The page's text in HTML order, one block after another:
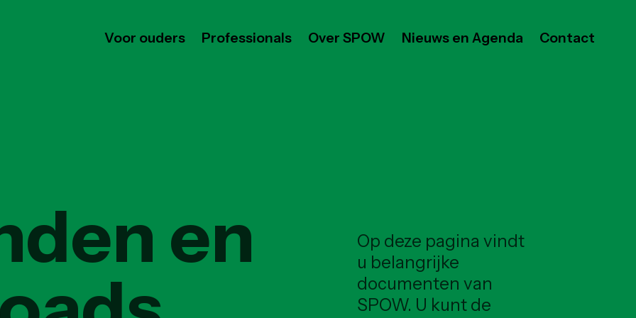
Voor ouders Professionals Over SPOW Nieuws en Agenda Contact
en
Op deze pagina vindt
u belangrijke
documenten van
SPOW. U kunt de